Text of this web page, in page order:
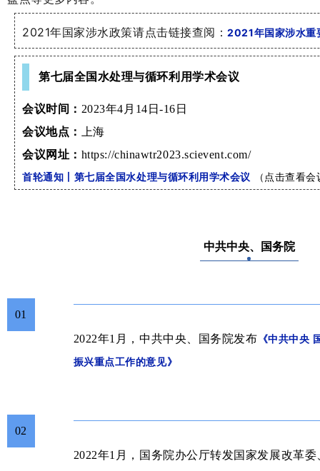
2021年国家涉水政策请点击链接查阅：2021年国家涉水重
第七届全国水处理与循环利用学术会议
会议时间： 2023年4月14日-16日
会议地点： 上海
会议网址： https://chinawtr2023.scievent.com/
首轮通知丨第七届全国水处理与循环利用学术会议 （点击查看会
中共中央、国务院
01
2022年1月，中共中央、国务院发布 《中共中央
振兴重点工作的意见》
02
2022年1月，
国务院办公厅转发国家发展改革